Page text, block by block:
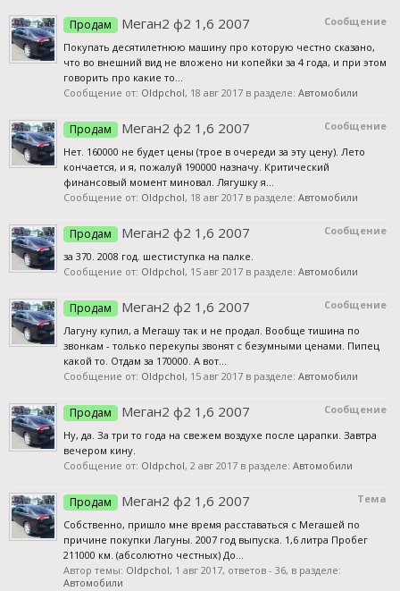
Сообщение
Продам Меган2 ф2 1,6 2007
Покупать десятилетнюю машину про которую честно сказано,
что во внешний вид не вложено ни копейки за 4 года, и при этом
говорить про какие то...
Сообщение от: Oldpchol, 18 авг 2017 в разделе: Автомобили
Сообщение
Продам Меган2 ф2 1,6 2007
Нет. 160000 не будет цены (трое в очереди за эту цену). Лето
кончается, и я, пожалуй 190000 назначу. Критический
финансовый момент миновал. Лягушку я...
Сообщение от: Oldpchol, 18 авг 2017 в разделе: Автомобили
Сообщение
Продам Меган2 ф2 1,6 2007
за 370. 2008 год. шестиступка на палке.
Сообщение от: Oldpchol, 15 авг 2017 в разделе: Автомобили
Сообщение
Продам Меган2 ф2 1,6 2007
Лагуну купил, а Мегашу так и не продал. Вообще тишина по
звонкам - только перекупы звонят с безумными ценами. Пипец
какой то. Отдам за 170000. А вот...
Сообщение от: Oldpchol, 15 авг 2017 в разделе: Автомобили
Сообщение
Продам Меган2 ф2 1,6 2007
Ну, да. За три то года на свежем воздухе после царапки. Завтра
вечером кину.
Сообщение от: Oldpchol, 2 авг 2017 в разделе: Автомобили
Тема
Продам Меган2 ф2 1,6 2007
Собственно, пришло мне время расставаться с Мегашей по
причине покупки Лагуны. 2007 год выпуска. 1,6 литра Пробег
211000 км. (абсолютно честных) До...
Автор темы: Oldpchol, 1 авг 2017, ответов - 36, в разделе:
Автомобили